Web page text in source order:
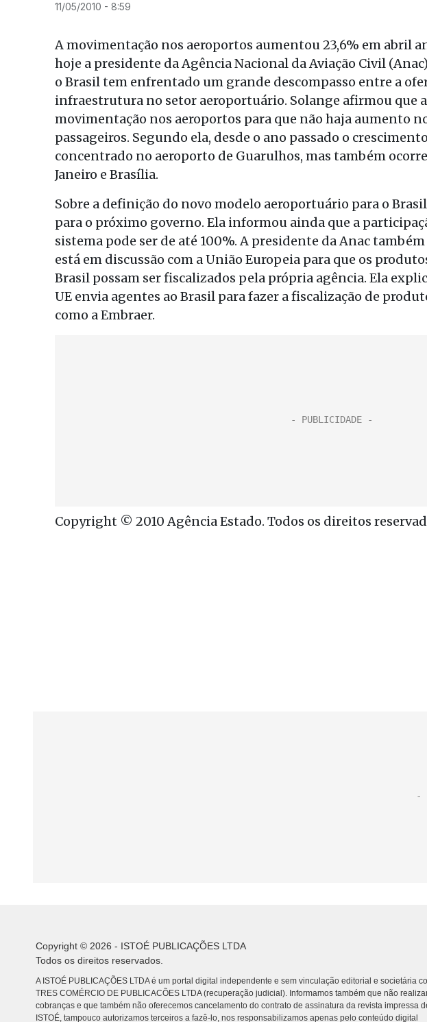
11/05/2010 - 8:59
A movimentação nos aeroportos aumentou 23,6% em abril
hoje a presidente da Agência Nacional da Aviação Civil
o Brasil tem enfrentado um grande descompasso entre a
infraestrutura no setor aeroportuário. Solange afirmou que
movimentação nos aeroportos para que não haja aumento
passageiros. Segundo ela, desde o ano passado o
concentrado no aeroporto de Guarulhos, mas também
Janeiro e Brasília.
Sobre a definição do novo modelo aeroportuário para o
para o próximo governo. Ela informou ainda que a
sistema pode ser de até 100%. A presidente da Anac
está em discussão com a União Europeia para que os
Brasil possam ser fiscalizados pela própria agência. Ela
UE envia agentes ao Brasil para fazer a fiscalização de
como a Embraer.
Copyright © 2010 Agência Estado. Todos os direitos
Copyright © 2026 - ISTOÉ PUBLICAÇÕES LTDA
Todos os direitos reservados.
A ISTOÉ PUBLICAÇÕES LTDA é um portal digital independente e sem vinculação editorial e societária
TRES COMÉRCIO DE PUBLICACÕES LTDA (recuperação judicial). Informamos também que não
cobranças e que também não oferecemos cancelamento do contrato de assinatura da revista impressa
ISTOÉ, tampouco autorizamos terceiros a fazê-lo, nos responsabilizamos apenas pelo conteúdo digital